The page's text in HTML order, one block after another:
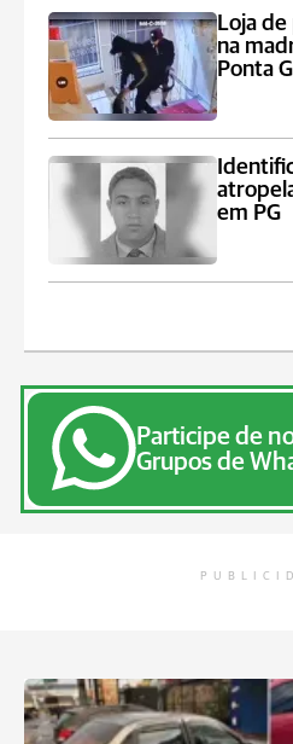
Loja
na
Ponta
em PG
Participe de
Grupos de